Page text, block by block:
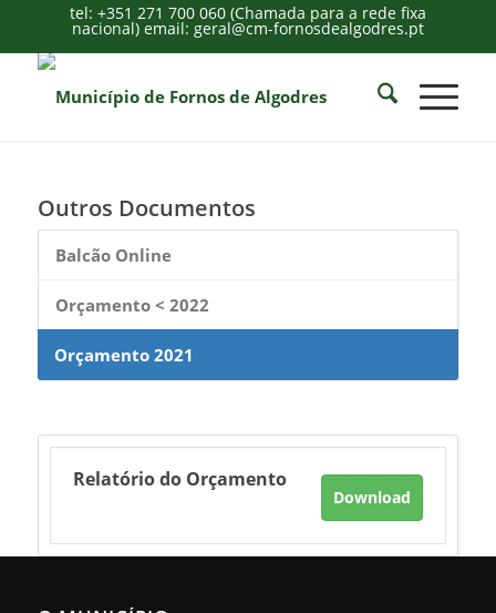
tel: +351 271 700 060 (Chamada para a rede fixa
nacional) email: geral@cm-fornosdealgodres.pt
Outros Documentos
Balcão Online
Orçamento < 2022
Orçamento 2021
Relatório do Orçamento
Download